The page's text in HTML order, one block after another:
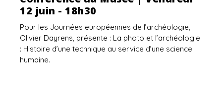
12 juin - 18h30
Pour les Journées européennes de l’archéologie,
Olivier Dayrens, présente : La photo et l’archéologie
: Histoire d’une technique au service d’une science
humaine.